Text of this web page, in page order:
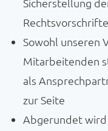
Sowohl unseren
Mitarbeitenden
als
zur Seite
Abgerundet